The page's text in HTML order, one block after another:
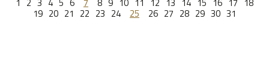
19 20 21 22 23 24 25 26 27 28 29 30 31